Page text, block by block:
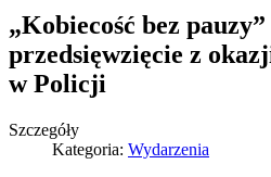
„Kobiecość bez
przedsięwzięcie z
w Policji
Szczegóły
Kategoria: Wydarzenia